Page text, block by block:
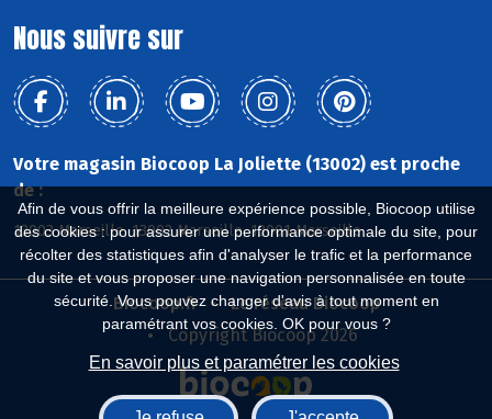
Afin de vous offrir la meilleure expérience possible, Biocoop utilise
des cookies : pour assurer une performance optimale du site, pour
récolter des statistiques afin d'analyser le trafic et la performance
du site et vous proposer une navigation personnalisée en toute
sécurité. Vous pouvez changer d'avis à tout moment en
paramétrant vos cookies. OK pour vous ?
En savoir plus et paramétrer les cookies
Nous suivre sur
Votre magasin Biocoop La Joliette (13002) est proche
de :
13003 Marseille, 13002 Marseille, 13001 Marseille
Biocoop.fr
Le réseau Biocoop
Copyright Biocoop 2026